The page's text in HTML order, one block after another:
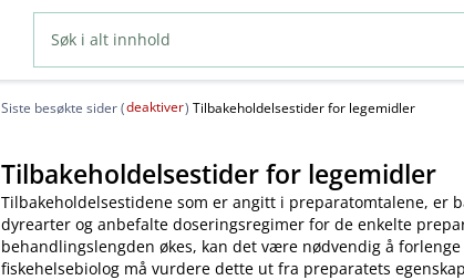
Siste besøkte sider (deaktiver) Tilbakeholdelsestider for legemidler
Tilbakeholdelsestider for legemidler
Tilbakeholdelsestidene som er angitt i preparatomtalene, er
dyrearter og anbefalte doseringsregimer for de enkelte
behandlingslengden økes, kan det være nødvendig å
fiskehelsebiolog må vurdere dette ut fra preparatets